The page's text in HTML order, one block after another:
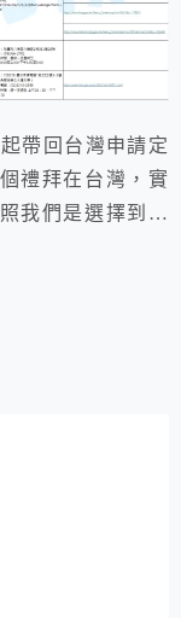
帶回台灣申請定
禮拜在台灣，實
我們是選擇到台